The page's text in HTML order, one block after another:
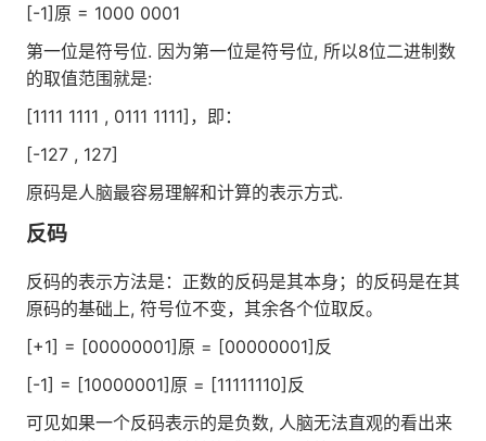
[-1]原 = 1000 0001
第一位是符号位. 因为第一位是符号位, 所以8位二进制数
的取值范围就是:
[1111 1111 , 0111 1111]，即：
[-127 , 127]
原码是人脑最容易理解和计算的表示方式.
反码
反码的表示方法是：正数的反码是其本身；的反码是在其
原码的基础上, 符号位不变，其余各个位取反。
[+1] = [00000001]原 = [00000001]反
[-1] = [10000001]原 = [11111110]反
可见如果一个反码表示的是负数, 人脑无法直观的看出来